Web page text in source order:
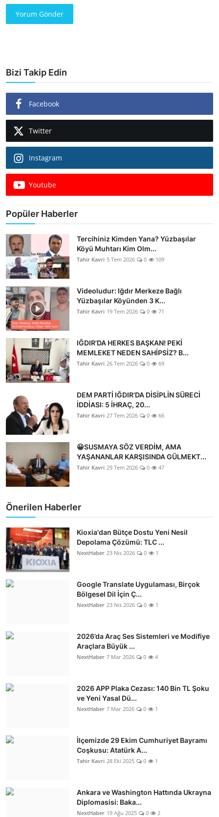
Yorum Gönder
Bizi Takip Edin
Facebook
Twitter
Instagram
Youtube
Popüler Haberler
Tercihiniz Kimden Yana? Yüzbaşılar
Köyü Muhtarı Kim Olm...
Tahir Kavri 5 Tem 2026 0 109
Videoludur: Iğdır Merkeze Bağlı
Yüzbaşılar Köyünden 3 K...
Tahir Kavri 19 Tem 2026 0 71
IĞDIR'DA HERKES BAŞKAN! PEKİ
MEMLEKET NEDEN SAHİPSİZ? B...
Tahir Kavri 26 Tem 2026 0 69
DEM PARTİ IĞDIR’DA DİSİPLİN SÜRECİ
İDDİASI: 5 İHRAÇ, 20...
Tahir Kavri 27 Tem 2026 0 66
😀SUSMAYA SÖZ VERDİM, AMA
YAŞANANLAR KARŞISINDA GÜLMEKT...
Tahir Kavri 29 Tem 2026 0 47
Önerilen Haberler
Kioxia'dan Bütçe Dostu Yeni Nesil
Depolama Çözümü: TLC ...
NextHaber 23 Nis 2026 0 1
Google Translate Uygulaması, Birçok
Bölgesel Dil İçin Ç...
NextHaber 23 Nis 2026 0 1
2026’da Araç Ses Sistemleri ve Modifiye
Araçlara Büyük ...
NextHaber 7 Mar 2026 0 4
2026 APP Plaka Cezası: 140 Bin TL Şoku
ve Yeni Yasal Dü...
NextHaber 7 Mar 2026 0 1
İlçemizde 29 Ekim Cumhuriyet Bayramı
Coşkusu: Atatürk A...
Tahir Kavri 28 Eki 2025 0 1
Ankara ve Washington Hattında Ukrayna
Diplomasisi: Baka...
NextHaber 19 Ağu 2025 0 2